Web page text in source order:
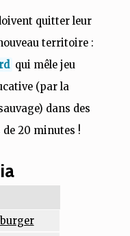
quitter leur
territoire :
qui mêle jeu
(par la
dans des
20 minutes !